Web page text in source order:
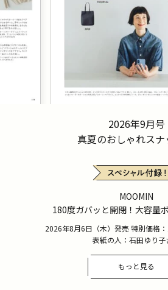
2026年9月号
真夏のおしゃれス
MOOMIN
180度ガバッと開閉！大容量
2026年8月6日（木）発売 特別価格
表紙の人：石田ゆり子
もっと見る